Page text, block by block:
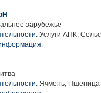
зарубежье
Услуги АПК,
Ячмень, Пшеница